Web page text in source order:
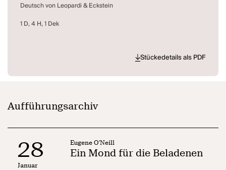
Deutsch von Leopardi & Eckstein
1 D, 4 H, 1 Dek
Stückedetails als PDF
Aufführungsarchiv
28
Januar
Eugene O'Neill
Ein Mond für die Beladenen